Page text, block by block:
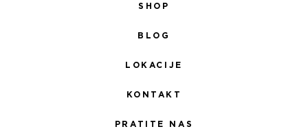
SHOP
BLOG
LOKACIJE
KONTAKT
PRATITE NAS